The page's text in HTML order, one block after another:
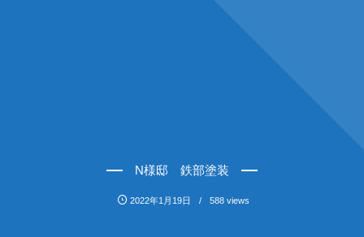
N様邸 鉄部塗装
2022年1月19日 588 views